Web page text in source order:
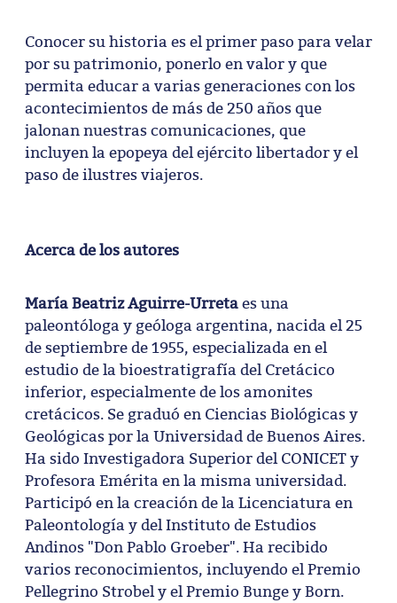
Conocer su historia es el primer paso para velar
por su patrimonio, ponerlo en valor y que
permita educar a varias generaciones con los
acontecimientos de más de 250 años que
jalonan nuestras comunicaciones, que
incluyen la epopeya del ejército libertador y el
paso de ilustres viajeros.
Acerca de los autores
María Beatriz Aguirre-Urretaes una
paleontóloga y geóloga argentina, nacida el 25
de septiembre de 1955, especializada en el
estudio de la bioestratigrafía del Cretácico
inferior, especialmente de los amonites
cretácicos. Se graduó en Ciencias Biológicas y
Geológicas por la Universidad de Buenos Aires.
Ha sido Investigadora Superior del CONICET y
Profesora Emérita en la misma universidad.
Participó en la creación de la Licenciatura en
Paleontología y del Instituto de Estudios
Andinos "Don Pablo Groeber". Ha recibido
varios reconocimientos, incluyendo el Premio
Pellegrino Strobel y el Premio Bunge y Born.